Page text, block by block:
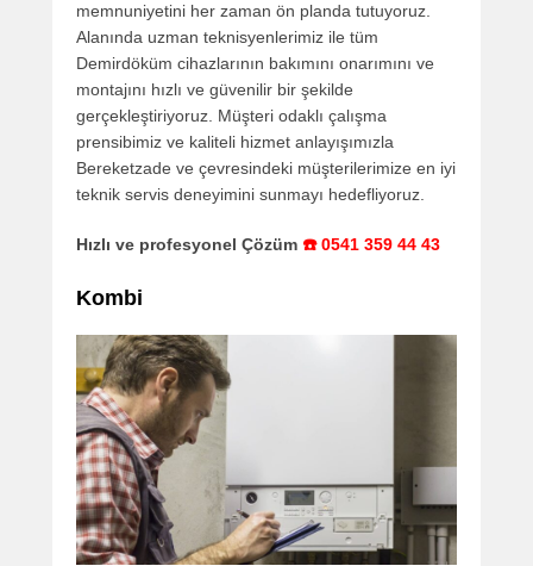
memnuniyetini her zaman ön planda tutuyoruz.
Alanında uzman teknisyenlerimiz ile tüm
Demirdöküm cihazlarının bakımını onarımını ve
montajını hızlı ve güvenilir bir şekilde
gerçekleştiriyoruz. Müşteri odaklı çalışma
prensibimiz ve kaliteli hizmet anlayışımızla
Bereketzade ve çevresindeki müşterilerimize en iyi
teknik servis deneyimini sunmayı hedefliyoruz.
Hızlı ve profesyonel Çözüm ☎️ 0541 359 44 43
Kombi